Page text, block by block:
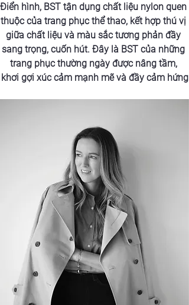
Điển hình, BST tận dụng chất liệu nylon quen
thuộc của trang phục thể thao, kết hợp thú vị
giữa chất liệu và màu sắc tương phản đầy
sang trọng, cuốn hút. Đây là BST của những
trang phục thường ngày được nâng tầm,
khơi gợi xúc cảm mạnh mẽ và đầy cảm hứng